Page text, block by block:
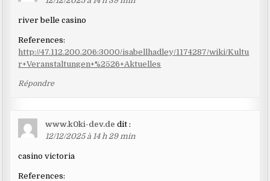
river belle casino
References:
http://47.112.200.206:3000/isabellhadley/1174287/wiki/Kultu
r+Veranstaltungen+%2526+Aktuelles
Répondre
www.k0ki-dev.de dit :
12/12/2025 à 14 h 29 min
casino victoria
References: